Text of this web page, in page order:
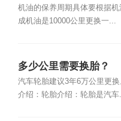
机油的保养周期具体要根据
成机油是10000公里更换一...
多少公里需要换胎？
汽车轮胎建议3年6万公里更
介绍：轮胎介绍：轮胎是汽车